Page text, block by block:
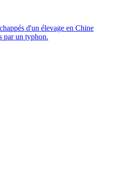
d'un élevage en Chine
par un typhon.